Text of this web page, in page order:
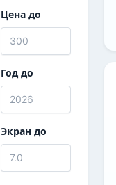
Цена до
Год до
Экран до